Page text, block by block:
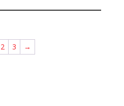
2 3 →